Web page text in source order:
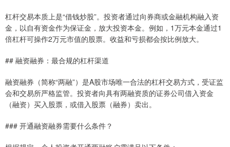
杠杆交易本质上是“借钱炒股”。投资者通过向券商或金融机构融入资
金，以自有资金作为保证金，放大投资本金。例如，1万元本金通过1
倍杠杆可操作2万元市值的股票。收益和亏损都会按比例放大。
## 融资融券：最合规的杠杆渠道
融资融券（简称“两融”）是A股市场唯一合法的杠杆交易方式，受证监
会和交易所严格监管。投资者向具有两融资质的证券公司借入资金
（融资）买入股票，或借入股票（融券）卖出。
### 开通融资融券需要什么条件？